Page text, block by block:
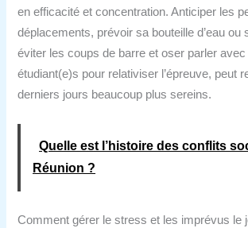
en efficacité et concentration. Anticiper les
déplacements, prévoir sa bouteille d’eau
éviter les coups de barre et oser parler avec
étudiant(e)s pour relativiser l’épreuve, peut
derniers jours beaucoup plus sereins.
Quelle est l’histoire des conflits
Réunion ?
Comment gérer le stress et les imprévus le